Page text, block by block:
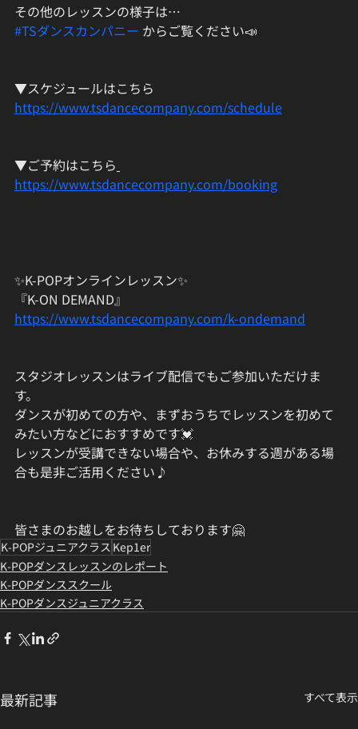
その他のレッスンの様子は…
#TSダンスカンパニー からご覧ください📣
▼スケジュールはこちら
https://www.tsdancecompany.com/schedule
▼ご予約はこちら
https://www.tsdancecompany.com/booking
✨K-POPオンラインレッスン✨
『K-ON DEMAND』
https://www.tsdancecompany.com/k-ondemand
スタジオレッスンはライブ配信でもご参加いただけま
す。
ダンスが初めての方や、まずおうちでレッスンを初めて
みたい方などにおすすめです💓
レッスンが受講できない場合や、お休みする週がある場
合も是非ご活用ください♪
皆さまのお越しをお待ちしております🤗
K-POPジュニアクラス Kep1er
K-POPダンスレッスンのレポート
K-POPダンススクール
K-POPダンスジュニアクラス
最新記事 すべて表示